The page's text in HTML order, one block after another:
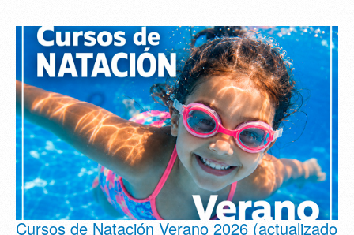
Cursos de Natación Verano 2026 (actualizado